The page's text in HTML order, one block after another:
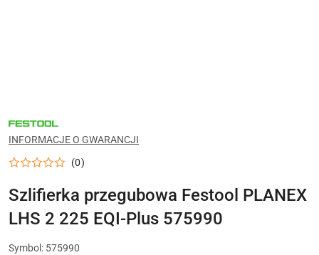
NARZĘDZIA
FESTOOL
DO
WARSZTATU,
MONTAŻU
WYKOŃCZENIOWYCH
INFORMACJE O GWARANCJI
(0)
Szlifierka przegubowa Festool PLANEX
LHS 2 225 EQI-Plus 575990
Symbol: 575990